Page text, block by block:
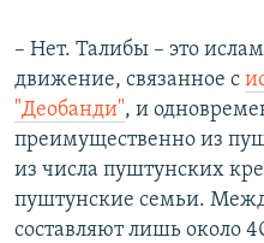
– Нет. Талибы – это
движение, связанное с
"Деобанди", и
преимущественно из
из числа пуштунских
пуштунские семьи.
составляют лишь около